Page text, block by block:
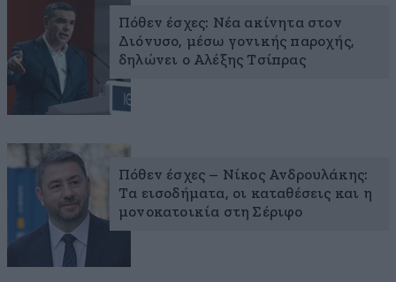
Πόθεν έσχες: Νέα ακίνητα στον
Διόνυσο, μέσω γονικής παροχής,
δηλώνει ο Αλέξης Τσίπρας
Πόθεν έσχες – Νίκος Ανδρουλάκης:
Τα εισοδήματα, οι καταθέσεις και η
μονοκατοικία στη Σέριφο